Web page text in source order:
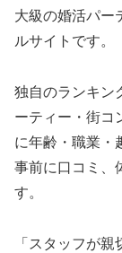
大級の婚活パー
ルサイトです。
独自のランキン
ーティー・街コ
に年齢・職業・
事前に口コミ、
す。
「スタッフが